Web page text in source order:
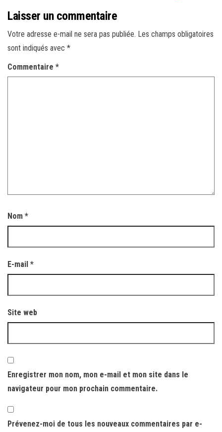
Laisser un commentaire
Votre adresse e-mail ne sera pas publiée. Les champs obligatoires
sont indiqués avec *
Commentaire *
Nom *
E-mail *
Site web
Enregistrer mon nom, mon e-mail et mon site dans le
navigateur pour mon prochain commentaire.
Prévenez-moi de tous les nouveaux commentaires par e-